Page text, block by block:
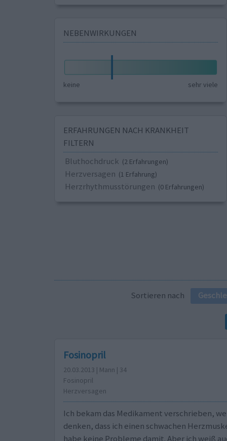
NEBENWIRKUNGEN
keine sehr viele
ERFAHRUNGEN NACH KRANKHEIT
FILTERN
Bluthochdruck (2 Erfahrungen)
Herzversagen (1 Erfahrung)
Herzrhythmusstörungen (0 Erfahrungen)
Sortieren nach
Fosinopril
20.03.2013 | Mann | 34
Fosinopril
Herzversagen
Ich bekam das Medikament verschrieben,
denken, dass ich einen schwachen
habe keine Probleme damit. Aber ich weiß